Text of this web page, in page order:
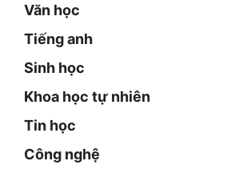
Văn học
Tiếng anh
Sinh học
Khoa học tự nhiên
Tin học
Công nghệ